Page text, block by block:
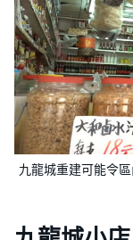
九龍城重建可能令